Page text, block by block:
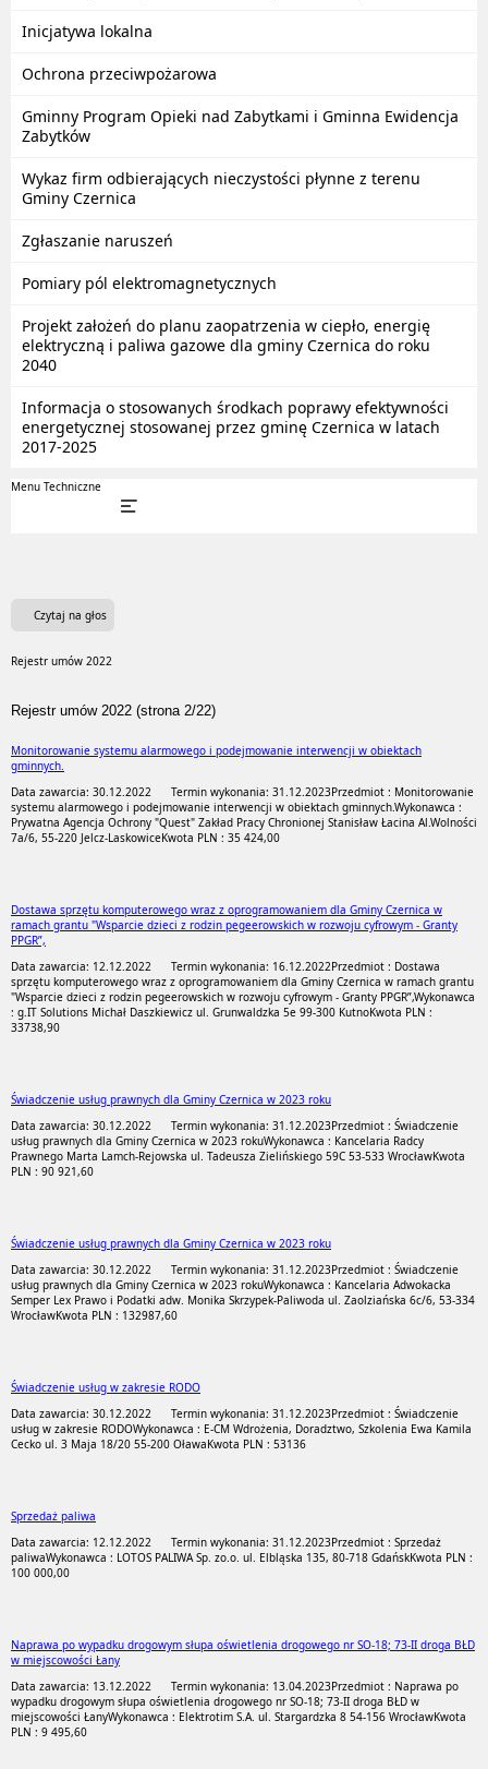
Inicjatywa lokalna
Ochrona przeciwpożarowa
Gminny Program Opieki nad Zabytkami i Gminna Ewidencja
Zabytków
Wykaz firm odbierających nieczystości płynne z terenu
Gminy Czernica
Zgłaszanie naruszeń
Pomiary pól elektromagnetycznych
Projekt założeń do planu zaopatrzenia w ciepło, energię
elektryczną i paliwa gazowe dla gminy Czernica do roku
2040
Informacja o stosowanych środkach poprawy efektywności
energetycznej stosowanej przez gminę Czernica w latach
2017-2025
Menu Techniczne
Czytaj na głos
Rejestr umów 2022
Rejestr umów 2022 (strona 2/22)
Monitorowanie systemu alarmowego i podejmowanie interwencji w obiektach
gminnych.
Data zawarcia: 30.12.2022 Termin wykonania: 31.12.2023Przedmiot : Monitorowanie
systemu alarmowego i podejmowanie interwencji w obiektach gminnych.Wykonawca :
Prywatna Agencja Ochrony "Quest" Zakład Pracy Chronionej Stanisław Łacina Al.Wolności
7a/6, 55-220 Jelcz-LaskowiceKwota PLN : 35 424,00
Dostawa sprzętu komputerowego wraz z oprogramowaniem dla Gminy Czernica w
ramach grantu "Wsparcie dzieci z rodzin pegeerowskich w rozwoju cyfrowym - Granty
PPGR”,
Data zawarcia: 12.12.2022 Termin wykonania: 16.12.2022Przedmiot : Dostawa
sprzętu komputerowego wraz z oprogramowaniem dla Gminy Czernica w ramach grantu
"Wsparcie dzieci z rodzin pegeerowskich w rozwoju cyfrowym - Granty PPGR”,Wykonawca
: g.IT Solutions Michał Daszkiewicz ul. Grunwaldzka 5e 99-300 KutnoKwota PLN :
33738,90
Świadczenie usług prawnych dla Gminy Czernica w 2023 roku
Data zawarcia: 30.12.2022 Termin wykonania: 31.12.2023Przedmiot : Świadczenie
usług prawnych dla Gminy Czernica w 2023 rokuWykonawca : Kancelaria Radcy
Prawnego Marta Lamch-Rejowska ul. Tadeusza Zielińskiego 59C 53-533 WrocławKwota
PLN : 90 921,60
Świadczenie usług prawnych dla Gminy Czernica w 2023 roku
Data zawarcia: 30.12.2022 Termin wykonania: 31.12.2023Przedmiot : Świadczenie
usług prawnych dla Gminy Czernica w 2023 rokuWykonawca : Kancelaria Adwokacka
Semper Lex Prawo i Podatki adw. Monika Skrzypek-Paliwoda ul. Zaolziańska 6c/6, 53-334
WrocławKwota PLN : 132987,60
Świadczenie usług w zakresie RODO
Data zawarcia: 30.12.2022 Termin wykonania: 31.12.2023Przedmiot : Świadczenie
usług w zakresie RODOWykonawca : E-CM Wdrożenia, Doradztwo, Szkolenia Ewa Kamila
Cecko ul. 3 Maja 18/20 55-200 OławaKwota PLN : 53136
Sprzedaż paliwa
Data zawarcia: 12.12.2022 Termin wykonania: 31.12.2023Przedmiot : Sprzedaż
paliwaWykonawca : LOTOS PALIWA Sp. zo.o. ul. Elbląska 135, 80-718 GdańskKwota PLN :
100 000,00
Naprawa po wypadku drogowym słupa oświetlenia drogowego nr SO-18; 73-II droga BŁD
w miejscowości Łany
Data zawarcia: 13.12.2022 Termin wykonania: 13.04.2023Przedmiot : Naprawa po
wypadku drogowym słupa oświetlenia drogowego nr SO-18; 73-II droga BŁD w
miejscowości ŁanyWykonawca : Elektrotim S.A. ul. Stargardzka 8 54-156 WrocławKwota
PLN : 9 495,60